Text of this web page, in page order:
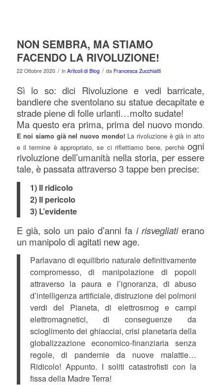
NON SEMBRA, MA STIAMO
FACENDO LA RIVOLUZIONE!
22 Ottobre 2020 / in Articoli di Blog / da Francesca Zucchiatti
Sì lo so: dici Rivoluzione e vedi barricate,
bandiere che sventolano su statue decapitate e
strade piene di folle urlanti…molto sudate!
Ma questo era prima, prima del nuovo mondo.
E noi siamo già nel nuovo mondo!La rivoluzione è già in atto
e il termine è appropriato, se ci riflettiamo bene, perchèogni
rivoluzione dell’umanità nella storia, per essere
tale, è passata attraverso 3 tappe ben precise:
1) Il ridicolo
2) Il pericolo
3) L’evidente
E già, solo un paio d’anni fa i risvegliatierano
un manipolo di agitati new age.
Parlavano di equilibrio naturale definitivamente
compromesso, di manipolazione di popoli
attraverso la paura e l’ignoranza, di abuso
d’intelligenza artificiale, distruzione dei polmoni
verdi del Pianeta, di elettrosmog e campi
elettromagnetici, di conseguenze da
scioglimento dei ghiacciai, crisi planetaria della
globalizzazione economico-finanziaria senza
regole, di pandemie da nuove malattie…
Ridicolo! Appunto. I soliti catastrofisti con la
fissa della Madre Terra!